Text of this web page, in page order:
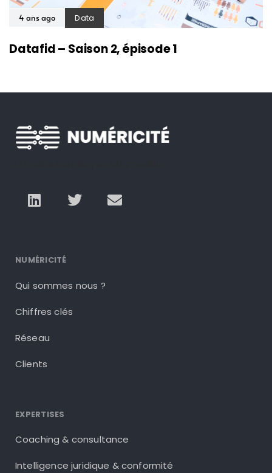
4 ans ago Data
Datafid – Saison 2, épisode 1
NUMÉRICITÉ
Qui sommes nous ?
Chiffres clés
Réseau
Clients
EXPERTISES
Coaching & consultance
Intelligence juridique & conformité